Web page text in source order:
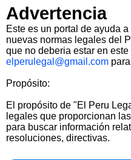
Advertencia
Este es un portal de ayuda
nuevas normas legales del
que no deberia estar en
elperulegal@gmail.com
Propósito:
El propósito de "El Peru
legales que proporcionan
para buscar información
resoluciones, directivas.